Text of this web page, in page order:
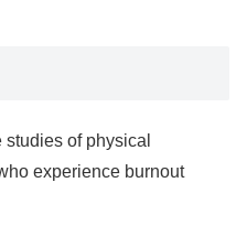
of physical
experience burnout